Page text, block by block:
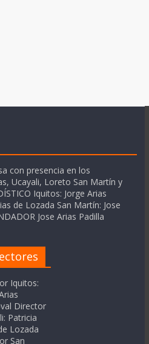
con presencia en los
Ucayali, Loreto San Martín y
Iquitos: Jorge Arias
de Lozada San Martín: Jose
Jose Arias Padilla
Iquitos:
Director
Patricia
Lozada
San